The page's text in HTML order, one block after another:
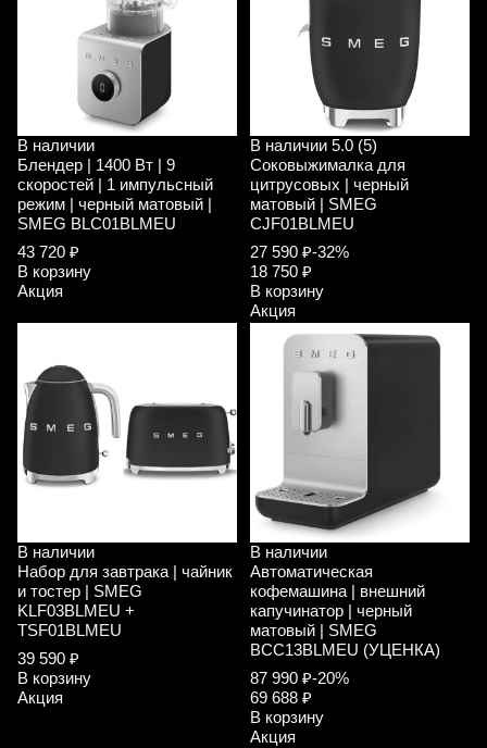
В наличии
Блендер | 1400 Вт | 9
скоростей | 1 импульсный
режим | черный матовый |
SMEG BLC01BLMEU
43 720 ₽
В корзину
Акция
В наличии 5.0 (5)
Соковыжималка для
цитрусовых | черный
матовый | SMEG
CJF01BLMEU
27 590 ₽-32%
18 750 ₽
В корзину
Акция
В наличии
Набор для завтрака | чайник
и тостер | SMEG
KLF03BLMEU +
TSF01BLMEU
39 590 ₽
В корзину
Акция
В наличии
Автоматическая
кофемашина | внешний
капучинатор | черный
матовый | SMEG
BCC13BLMEU (УЦЕНКА)
87 990 ₽-20%
69 688 ₽
В корзину
Акция